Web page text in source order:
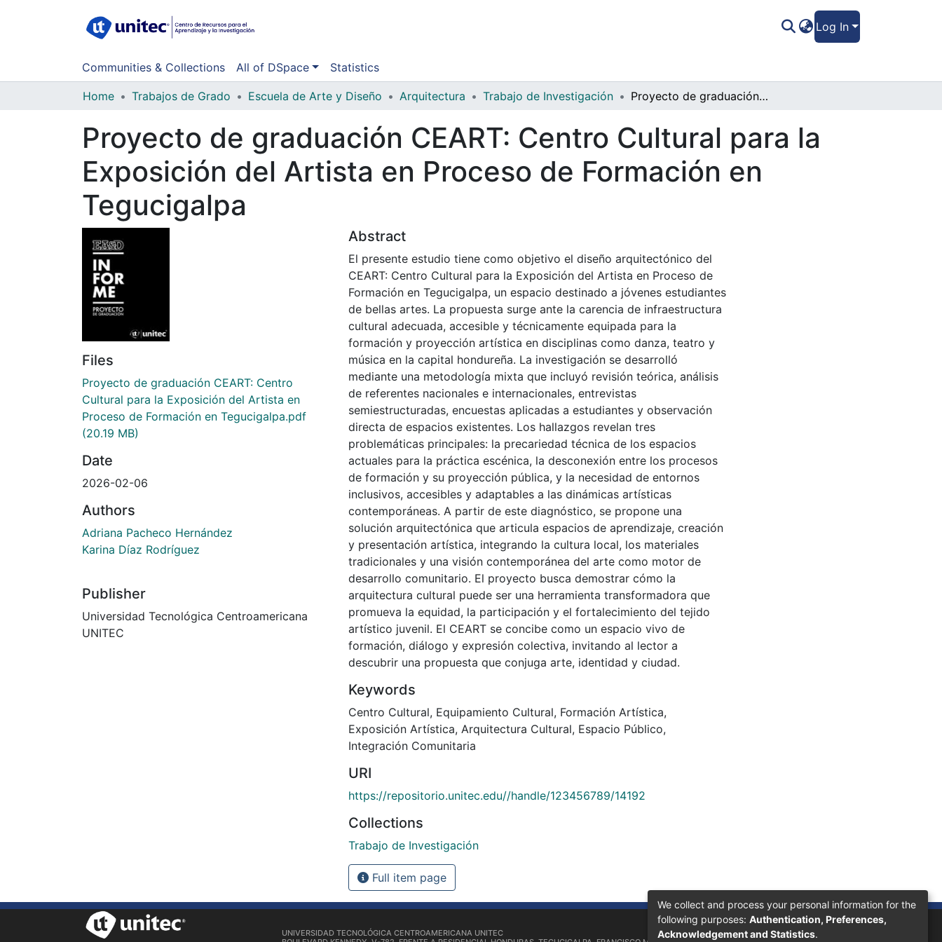
Log In
Communities & Collections All of DSpace Statistics
Home Trabajos de Grado Escuela de Arte y Diseño Arquitectura Trabajo de Investigación Proyecto de graduación CEART: Centro Cultural para la Exposición del Artista en Proceso de Formación en Tegucigalpa
Proyecto de graduación CEART: Centro Cultural para la
Exposición del Artista en Proceso de Formación en
Tegucigalpa
Files
Proyecto de graduación CEART: Centro
Cultural para la Exposición del Artista en
Proceso de Formación en Tegucigalpa.pdf
(20.19 MB)
Date
2026-02-06
Authors
Adriana Pacheco Hernández
Karina Díaz Rodríguez
Publisher
Universidad Tecnológica Centroamericana
UNITEC
Abstract
El presente estudio tiene como objetivo el diseño arquitectónico del
CEART: Centro Cultural para la Exposición del Artista en Proceso de
Formación en Tegucigalpa, un espacio destinado a jóvenes estudiantes
de bellas artes. La propuesta surge ante la carencia de infraestructura
cultural adecuada, accesible y técnicamente equipada para la
formación y proyección artística en disciplinas como danza, teatro y
música en la capital hondureña. La investigación se desarrolló
mediante una metodología mixta que incluyó revisión teórica, análisis
de referentes nacionales e internacionales, entrevistas
semiestructuradas, encuestas aplicadas a estudiantes y observación
directa de espacios existentes. Los hallazgos revelan tres
problemáticas principales: la precariedad técnica de los espacios
actuales para la práctica escénica, la desconexión entre los procesos
de formación y su proyección pública, y la necesidad de entornos
inclusivos, accesibles y adaptables a las dinámicas artísticas
contemporáneas. A partir de este diagnóstico, se propone una
solución arquitectónica que articula espacios de aprendizaje, creación
y presentación artística, integrando la cultura local, los materiales
tradicionales y una visión contemporánea del arte como motor de
desarrollo comunitario. El proyecto busca demostrar cómo la
arquitectura cultural puede ser una herramienta transformadora que
promueva la equidad, la participación y el fortalecimiento del tejido
artístico juvenil. El CEART se concibe como un espacio vivo de
formación, diálogo y expresión colectiva, invitando al lector a
descubrir una propuesta que conjuga arte, identidad y ciudad.
Keywords
Centro Cultural, Equipamiento Cultural, Formación Artística,
Exposición Artística, Arquitectura Cultural, Espacio Público,
Integración Comunitaria
URI
https://repositorio.unitec.edu//handle/123456789/14192
Collections
Trabajo de Investigación
Full item page
UNIVERSIDAD TECNOLÓGICA CENTROAMERICANA UNITEC
We collect and process your personal information for the
following purposes: Authentication, Preferences,
Acknowledgement and Statistics.